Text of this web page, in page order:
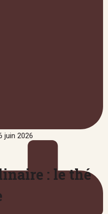
juin 2026
: le thé